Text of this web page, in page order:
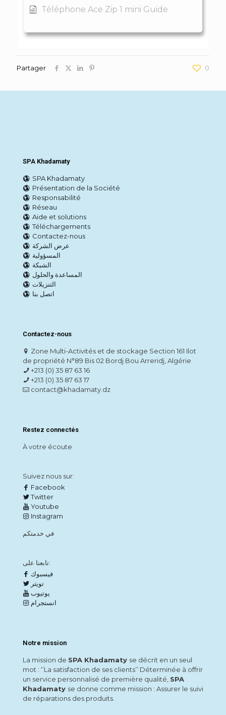
Téléphone Ace Zip 1 mini Guide
Partager 0
SPA Khadamaty
SPA Khadamaty
Présentation de la Société
Responsabilité
Réseau
Aide et solutions
Téléchargements
Contactez-nous
عرض الشركة
المسؤولية
الشبكة
المساعدة والحلول
التنزيلات
اتصل بنا
Contactez-nous
Zone Multi-Activités et de stockage Section 161 Ilot
de propriété N°89 Bis 02 Bordj Bou Arreridj, Algérie
+213 (0) 35 87 63 16
+213 (0) 35 87 63 17
contact@khadamaty.dz
Restez connectés
À votre écoute
Suivez nous sur:
Facebook
Twitter
Youtube
Instagram
في خدمتكم
تابعنا على:
فيسبوك
تويتر
يوتيوب
انستجرام
Notre mission
La mission de SPA Khadamaty se décrit en un seul
mot : ‘’La satisfaction de ses clients’’ Déterminée à offrir
un service personnalisé de première qualité, SPA
Khadamaty se donne comme mission : Assurer le suivi
de réparations des produits.